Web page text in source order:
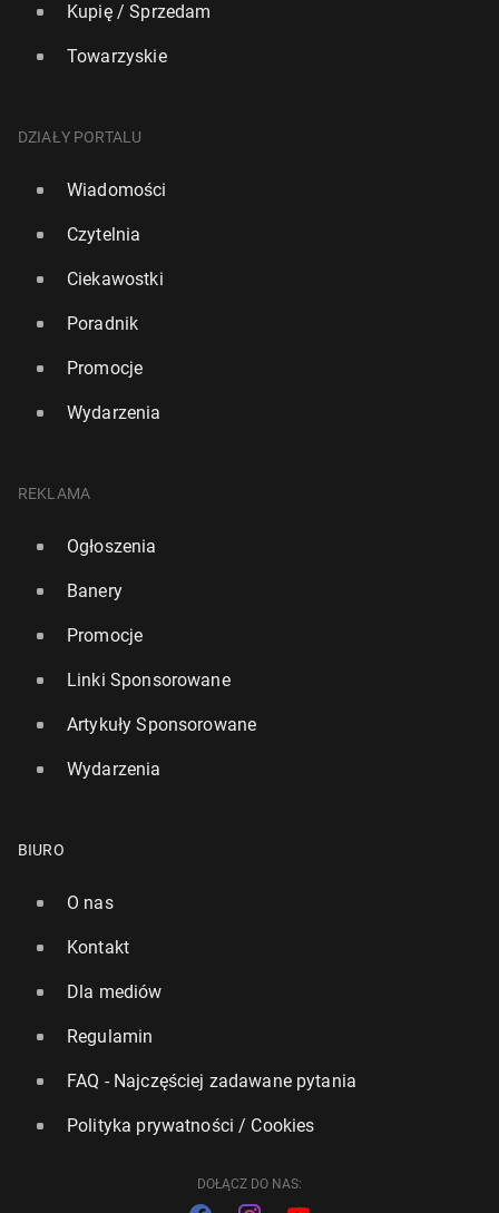
ga­li­za­cję pobytu ok. 500 tys. imi­gran­tów
Hisz­pa­nia: Policja rozbiła struk­tu­ry jednego z naj­
10 kwietnia, 12:00
Kupię / Sprzedam
Towarzyskie
DZIAŁY PORTALU
Wiadomości
Czytelnia
Ciekawostki
Poradnik
Promocje
Wydarzenia
REKLAMA
Ogłoszenia
Banery
Promocje
Linki Sponsorowane
Artykuły Sponsorowane
Wydarzenia
BIURO
O nas
Kontakt
Dla mediów
Regulamin
FAQ - Najczęściej zadawane pytania
Polityka prywatności / Cookies
DOŁĄCZ DO NAS: